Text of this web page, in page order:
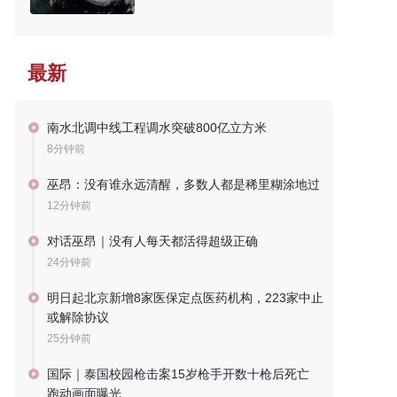
最新
南水北调中线工程调水突破800亿立方米
8分钟前
巫昂：没有谁永远清醒，多数人都是稀里糊涂地过
12分钟前
对话巫昂｜没有人每天都活得超级正确
24分钟前
明日起北京新增8家医保定点医药机构，223家中止
或解除协议
25分钟前
国际｜泰国校园枪击案15岁枪手开数十枪后死亡
跑动画面曝光